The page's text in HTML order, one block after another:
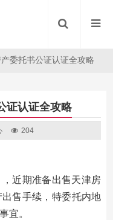
委托书公证认证全攻略
证认证全攻略
204
近期准备出售天津房
售手续，特委托内地
宜。